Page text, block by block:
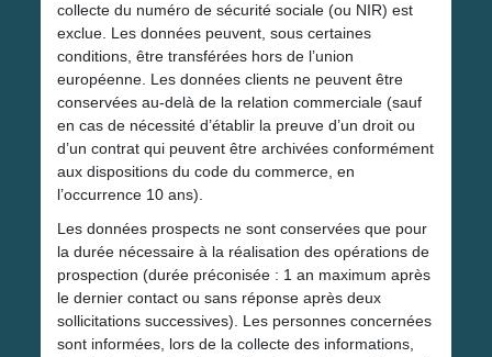
collecte du numéro de sécurité sociale (ou NIR) est
exclue. Les données peuvent, sous certaines
conditions, être transférées hors de l’union
européenne. Les données clients ne peuvent être
conservées au-delà de la relation commerciale (sauf
en cas de nécessité d’établir la preuve d’un droit ou
d’un contrat qui peuvent être archivées conformément
aux dispositions du code du commerce, en
l’occurrence 10 ans).
Les données prospects ne sont conservées que pour
la durée nécessaire à la réalisation des opérations de
prospection (durée préconisée : 1 an maximum après
le dernier contact ou sans réponse après deux
sollicitations successives). Les personnes concernées
sont informées, lors de la collecte des informations,